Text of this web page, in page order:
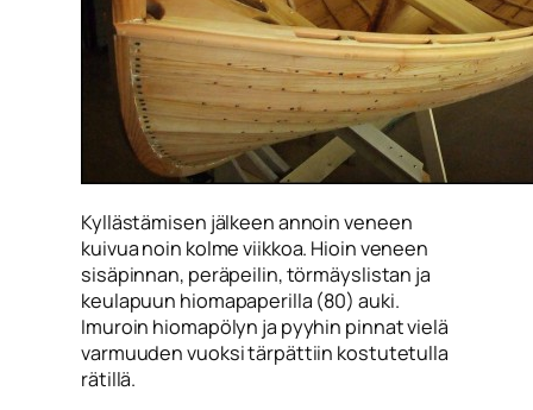
Kyllästämisen jälkeen annoin veneen
kuivua noin kolme viikkoa. Hioin veneen
sisäpinnan, peräpeilin, törmäyslistan ja
keulapuun hiomapaperilla (80) auki.
Imuroin hiomapölyn ja pyyhin pinnat vielä
varmuuden vuoksi tärpättiin kostutetulla
rätillä.